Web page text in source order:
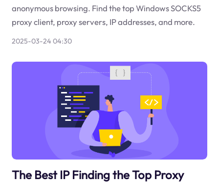
anonymous browsing. Find the top Windows SOCKS5
proxy client, proxy servers, IP addresses, and more.
2025-03-24 04:30
The Best IP Finding the Top Proxy